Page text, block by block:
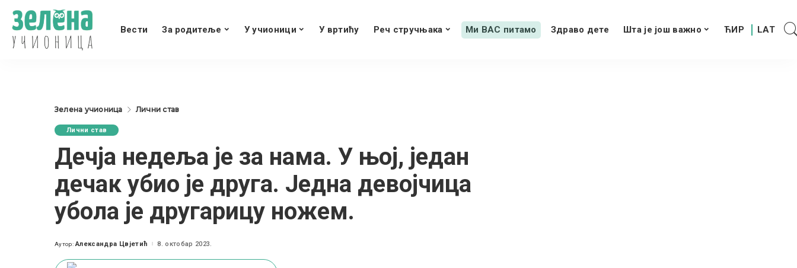
Вести За родитеље У учионици У вртићу Реч стручњака Ми ВАС питамо Здраво дете Шта је још важно
Зелена учионица Лични став
Лични став
Дечја недеља је за нама. У њој, један
дечак убио је друга. Једна девојчица
убола је другарицу ножем.
Posted
Аутор: Александра Цвјетић 8. октобар 2023.